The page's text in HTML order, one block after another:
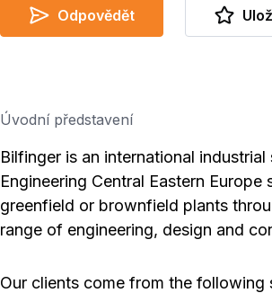
Odpovědět
Úvodní představení
Bilfinger is an international
Engineering Central Eastern
greenfield or brownfield plants
range of engineering, design and
Our clients come from the following